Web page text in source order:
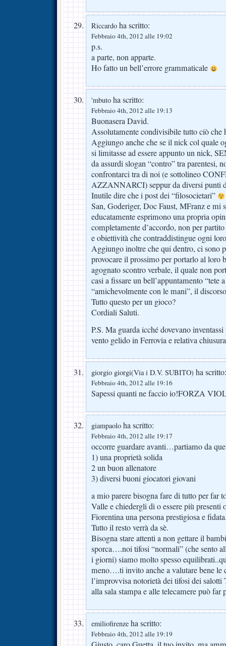
Riccardo ha scritto:
Febbraio 4th, 2012 alle 19:02
p.s.
a parte, non apparte.
Ho fatto un bell’errore grammaticale
'mbuto ha scritto:
Febbraio 4th, 2012 alle 19:13
Buonasera David.
Assolutamente condivisibile tutto ciò che
Aggiungo anche che se il nick col quale
si limitasse ad essere appunto un nick,
da assurdi slogan “contro” tra parentesi,
confrontarci tra di noi (e sottolineo
AZZANNARCI) seppur da diversi punti
Inutile dire che i post dei “filosocietari”
San, Goderiger, Doc Faust, MFranz e mi
educatamente esprimono una propria
completamente d’accordo, non per
e obiettività che contraddistingue ogni
Aggiungo inoltre che qui dentro, ci sono
provocare il prossimo per portarlo al loro
agognato scontro verbale, il quale non
casi a fissare un bell’appuntamento “tete
“amichevolmente con le mani”, il
Tutto questo per un gioco?
Cordiali Saluti.
P.S. Ma guarda icché dovevano
vento gelido in Ferrovia e relativa
giorgio giorgi(Via i D.V. SUBITO) ha scritto:
Febbraio 4th, 2012 alle 19:16
Sapessi quanti ne faccio io!FORZA
giampaolo ha scritto:
Febbraio 4th, 2012 alle 19:17
occorre guardare avanti…partiamo da
1) una proprietà solida
2 un buon allenatore
3) diversi buoni giocatori giovani
a mio parere bisogna fare di tutto per far
Valle e chiedergli di o essere più presenti
Fiorentina una persona prestigiosa e
Tutto il resto verrà da sè.
Bisogna stare attenti a non gettare il
sporca….noi tifosi “normali” (che sento
i giorni) siamo molto spesso
meno….ti invito anche a valutare bene le
l’improvvisa notorietà dei tifosi dei
alla sala stampa e alle telecamere può
emiliofirenze ha scritto:
Febbraio 4th, 2012 alle 19:19